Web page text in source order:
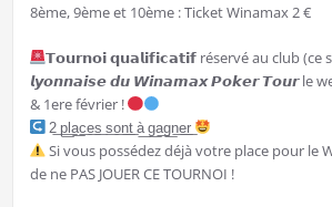
8ème, 9ème et 10ème : Ticket Winamax 2 €
𝗧𝗼𝘂𝗿𝗻𝗼𝗶 𝗾𝘂𝗮𝗹𝗶𝗳𝗶𝗰𝗮𝘁𝗶𝗳 réservé au club (ce
𝙡𝙮𝙤𝙣𝙣𝙖𝙞𝙨𝙚 𝙙𝙪 𝙒𝙞𝙣𝙖𝙢𝙖𝙭 𝙋𝙤𝙠𝙚𝙧 𝙏𝙤𝙪𝙧 le
& 1ere février !
2͟ p͟l͟a͟c͟e͟s͟ s͟o͟n͟t͟ à͟ g͟a͟g͟n͟e͟r͟
Si vous possédez déjà votre place pour le
de ne PAS JOUER CE TOURNOI !